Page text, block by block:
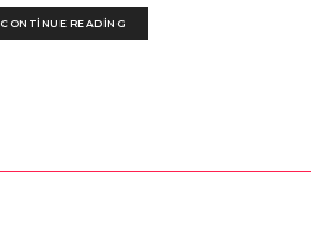
CONTINUE READING